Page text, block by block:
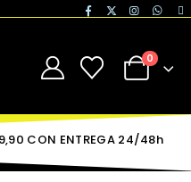
0
CON ENTREGA 24/48h